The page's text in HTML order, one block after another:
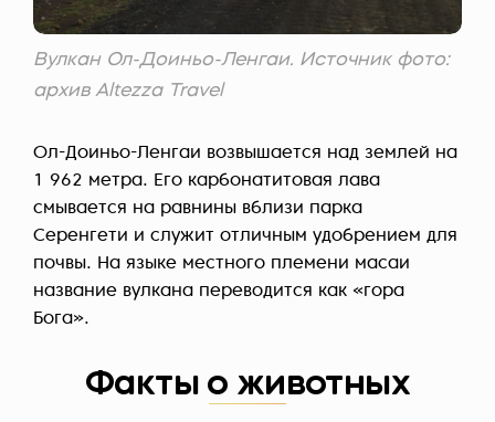
Вулкан Ол-Доиньо-Ленгаи. Источник фото:
архив Altezza Travel
Ол-Доиньо-Ленгаи возвышается над землей на
1 962 метра. Его карбонатитовая лава
смывается на равнины вблизи парка
Серенгети и служит отличным удобрением для
почвы. На языке местного племени масаи
название вулкана переводится как «гора
Бога».
Факты о животных